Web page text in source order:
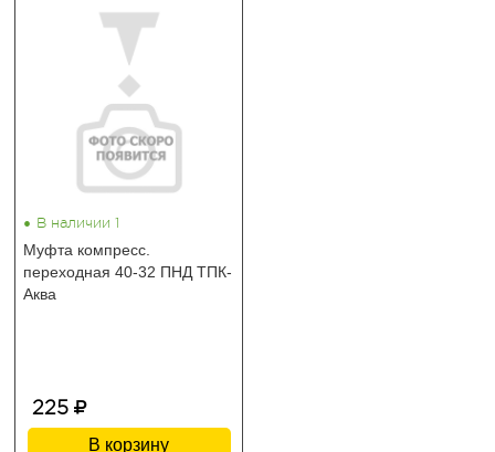
• В наличии 1
Муфта компресс.
переходная 40-32 ПНД ТПК-
Аква
225
В корзину